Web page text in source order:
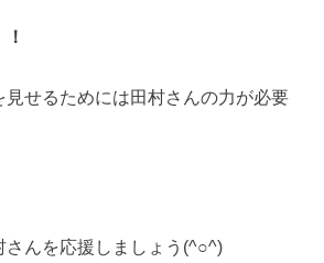
見せるためには田村さんの力が必要
さんを応援しましょう(^○^)